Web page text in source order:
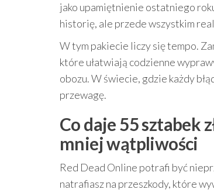
jako upamiętnienie ostatniego
historię, ale przede wszystkim
W tym pakiecie liczy się tempo.
które ułatwiają codzienne
obozu. W świecie, gdzie każdy
przewagę.
Co daje 55 sztabek
mniej wątpliwości
Red Dead Online potrafi być
natrafiasz na przeszkody, które